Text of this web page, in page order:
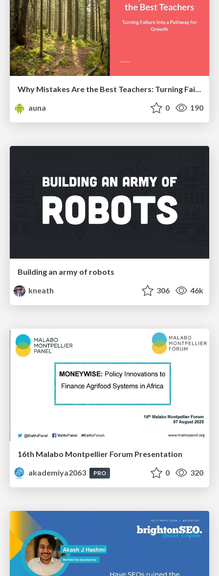
Why Mistakes Are the Best Teachers: Turning Failure into a Pathway for Growth
auna
0 190
Building an army of robots
kneath
306 46k
16th Malabo Montpellier Forum Presentation
akademiya2063
PRO 0 320